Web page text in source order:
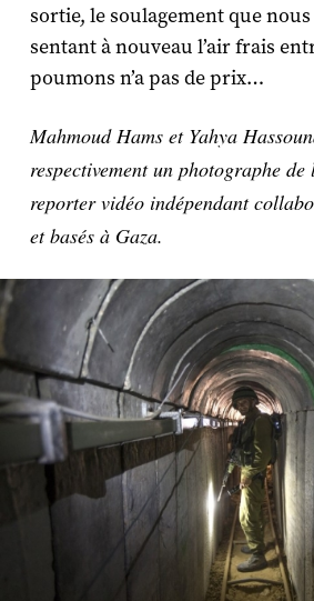
sortie, le soulagement que
sentant à nouveau l’air frais
poumons n’a pas de prix…
Mahmoud Hams et Yahya
respectivement un photographe
reporter vidéo indépendant
et basés à Gaza.